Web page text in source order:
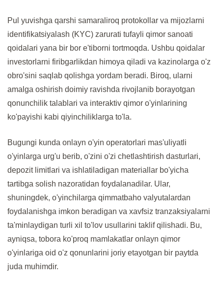
Pul yuvishga qarshi samaraliroq protokollar va mijozlarni
identifikatsiyalash (KYC) zarurati tufayli qimor sanoati
qoidalari yana bir bor e'tiborni tortmoqda. Ushbu qoidalar
investorlarni firibgarlikdan himoya qiladi va kazinolarga o'z
obro'sini saqlab qolishga yordam beradi. Biroq, ularni
amalga oshirish doimiy ravishda rivojlanib borayotgan
qonunchilik talablari va interaktiv qimor o'yinlarining
ko'payishi kabi qiyinchiliklarga to'la.
Bugungi kunda onlayn o'yin operatorlari mas'uliyatli
o'yinlarga urg'u berib, o'zini o'zi chetlashtirish dasturlari,
depozit limitlari va ishlatiladigan materiallar bo'yicha
tartibga solish nazoratidan foydalanadilar. Ular,
shuningdek, o'yinchilarga qimmatbaho valyutalardan
foydalanishga imkon beradigan va xavfsiz tranzaksiyalarni
ta'minlaydigan turli xil to'lov usullarini taklif qilishadi. Bu,
ayniqsa, tobora ko'proq mamlakatlar onlayn qimor
o'yinlariga oid o'z qonunlarini joriy etayotgan bir paytda
juda muhimdir.